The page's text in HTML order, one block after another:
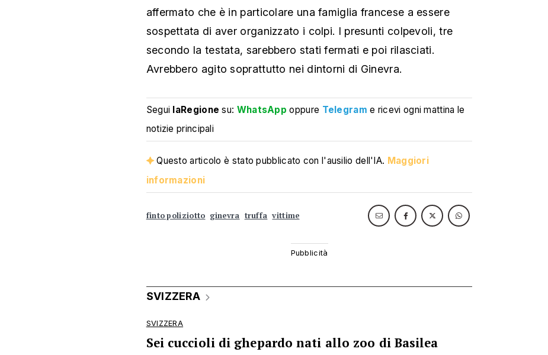
affermato che è in particolare una famiglia francese a essere
sospettata di aver organizzato i colpi. I presunti colpevoli, tre
secondo la testata, sarebbero stati fermati e poi rilasciati.
Avrebbero agito soprattutto nei dintorni di Ginevra.
Segui laRegione su: WhatsApp oppure Telegram e ricevi ogni mattina le
notizie principali
Questo articolo è stato pubblicato con l'ausilio dell'IA. Maggiori
informazioni
finto poliziotto ginevra truffa vittime
SVIZZERA
SVIZZERA
Sei cuccioli di ghepardo nati allo zoo di Basilea